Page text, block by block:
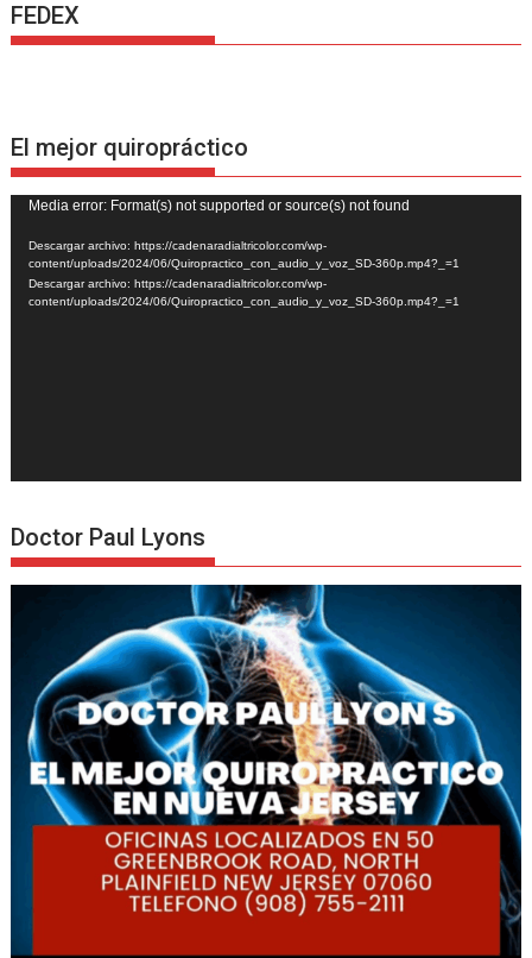
FEDEX
El mejor quiropráctico
Reproductor
de
vídeo
Media error: Format(s) not supported or source(s) not found
Descargar archivo: https://cadenaradialtricolor.com/wp-
content/uploads/2024/06/Quiropractico_con_audio_y_voz_SD-360p.mp4?_=1
Descargar archivo: https://cadenaradialtricolor.com/wp-
content/uploads/2024/06/Quiropractico_con_audio_y_voz_SD-360p.mp4?_=1
Doctor Paul Lyons